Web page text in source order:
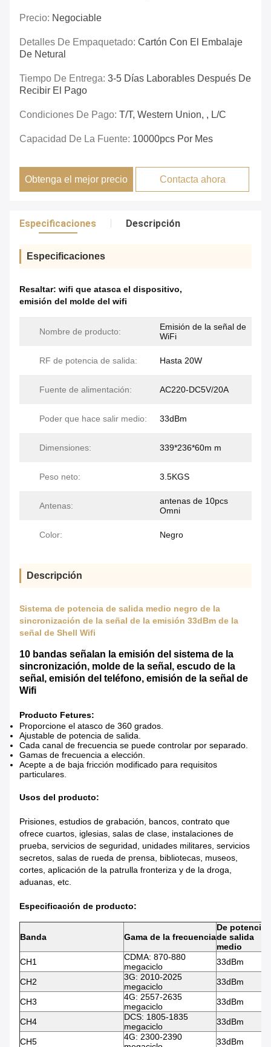
Precio: Negociable
Detalles De Empaquetado: Cartón Con El Embalaje
De Netural
Tiempo De Entrega: 3-5 Días Laborables Después De
Recibir El Pago
Condiciones De Pago: T/T, Western Union, , L/C
Capacidad De La Fuente: 10000pcs Por Mes
Obtenga el mejor precio Contacta ahora
Especificaciones Descripción
Especificaciones
Resaltar: wifi que atasca el dispositivo,
emisión del molde del wifi
Nombre de producto:
Emisión de la señal de
WiFi
RF de potencia de salida: Hasta 20W
Fuente de alimentación: AC220-DC5V/20A
Poder que hace salir medio: 33dBm
Dimensiones: 339*236*60m m
Peso neto: 3.5KGS
Antenas:
antenas de 10pcs
Omni
Color: Negro
Descripción
Sistema de potencia de salida medio negro de la
sincronización de la señal de la emisión 33dBm de la
señal de Shell Wifi
10 bandas señalan la emisión del sistema de la
sincronización, molde de la señal, escudo de la
señal, emisión del teléfono, emisión de la señal de
Wifi
Producto Fetures:
Proporcione el atasco de 360 grados.
Ajustable de potencia de salida.
Cada canal de frecuencia se puede controlar por separado.
Gamas de frecuencia a elección.
Acepte a de baja fricción modificado para requisitos
particulares.
Usos del producto:
Prisiones, estudios de grabación, bancos, contrato que
ofrece cuartos, iglesias, salas de clase, instalaciones de
prueba, servicios de seguridad, unidades militares, servicios
secretos, salas de rueda de prensa, bibliotecas, museos,
cortes, aplicación de la patrulla fronteriza y de la droga,
aduanas, etc.
Especificación de producto:
Banda Gama de la frecuencia
De potencia
de salida
medio
CH1
CDMA: 870-880
megaciclo
33dBm
CH2
3G: 2010-2025
megaciclo
33dBm
CH3
4G: 2557-2635
megaciclo
33dBm
CH4
DCS: 1805-1835
megaciclo
33dBm
CH5
4G: 2300-2390
33dBm